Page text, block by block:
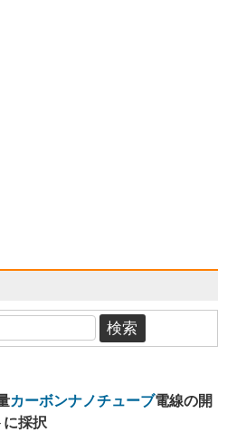
カーボンナノチューブ電線の開
採択